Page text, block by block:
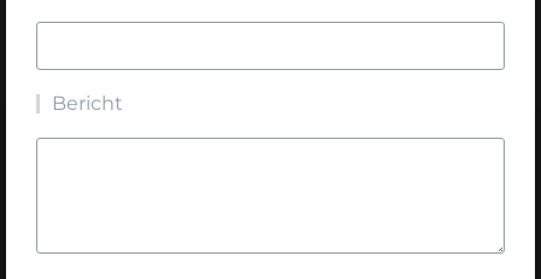
Bericht